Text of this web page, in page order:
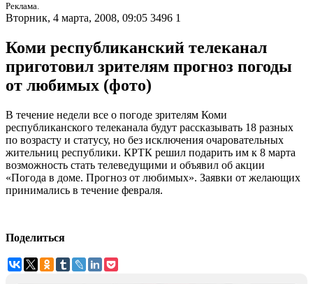
Реклама.
Вторник, 4 марта, 2008, 09:05 3496 1
Коми республиканский телеканал
приготовил зрителям прогноз погоды
от любимых (фото)
В течение недели все о погоде зрителям Коми
республиканского телеканала будут рассказывать 18 разных
по возрасту и статусу, но без исключения очаровательных
жительниц республики. КРТК решил подарить им к 8 марта
возможность стать телеведущими и объявил об акции
«Погода в доме. Прогноз от любимых». Заявки от желающих
принимались в течение февраля.
Поделиться